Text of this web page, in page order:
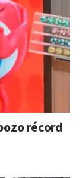
récord